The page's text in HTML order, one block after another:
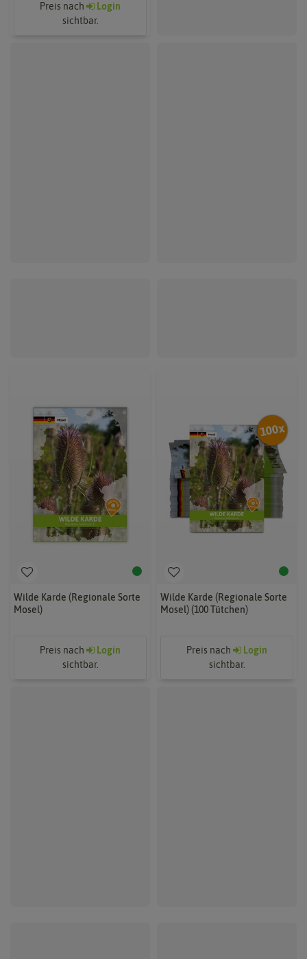
Preis nach
Login
sichtbar.
Wilde Karde (Regionale Sorte
Mosel)
Preis nach
Login
sichtbar.
Wilde Karde (Regionale Sorte
Mosel) (100 Tütchen)
Preis nach
Login
sichtbar.